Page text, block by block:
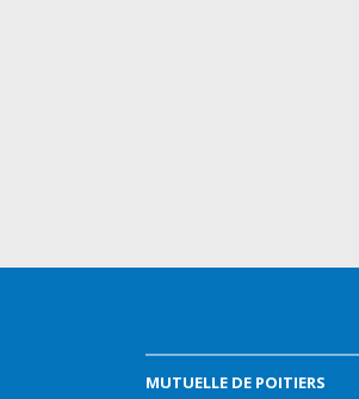
MUTUELLE DE POITIERS